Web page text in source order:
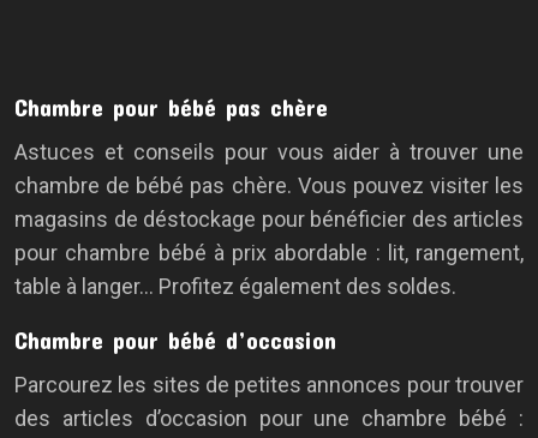
Chambre pour bébé pas chère
Astuces et conseils pour vous aider à trouver une
chambre de bébé pas chère. Vous pouvez visiter les
magasins de déstockage pour bénéficier des articles
pour chambre bébé à prix abordable : lit, rangement,
table à langer… Profitez également des soldes.
Chambre pour bébé d’occasion
Parcourez les sites de petites annonces pour trouver
des articles d’occasion pour une chambre bébé :